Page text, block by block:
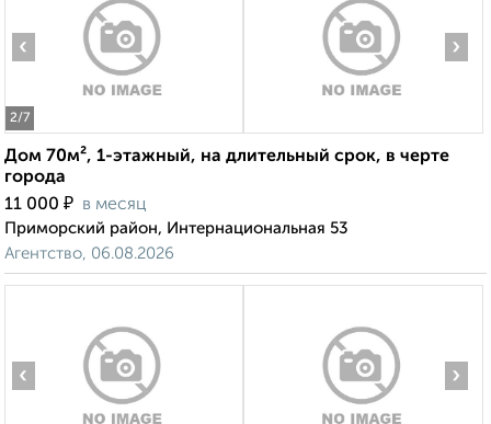
2/7
‹ ›
Дом 70м², 1-этажный, на длительный срок, в черте
города
11 000 ₽ в месяц
Приморский район, Интернациональная 53
Агентство, 06.08.2026
‹ ›